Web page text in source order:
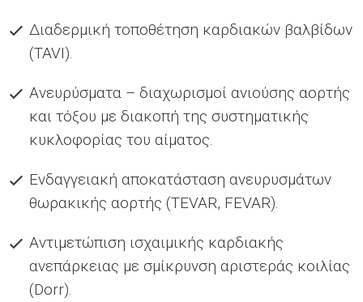
Διαδερµική τοποθέτηση καρδιακών βαλβίδων
(TAVI).
Ανευρύσµατα – διαχωρισµοί ανιούσης αορτής
και τόξου µε διακοπή της συστηµατικής
κυκλοφορίας του αίµατος.
Ενδαγγειακή αποκατάσταση ανευρυσµάτων
θωρακικής αορτής (TEVAR, FEVAR).
Αντιµετώπιση ισχαιµικής καρδιακής
ανεπάρκειας µε σµίκρυνση αριστεράς κοιλίας
(Dorr).